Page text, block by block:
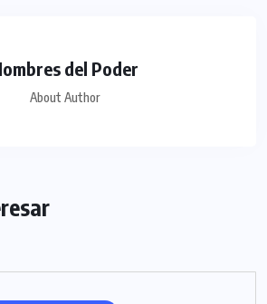
del Poder
About Author